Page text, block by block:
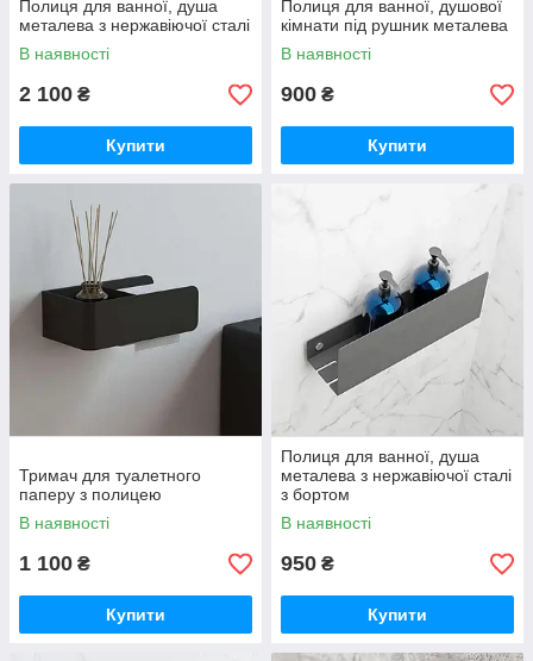
Полиця для ванної, душа
металева з нержавіючої сталі
В наявності
2 100 ₴
Купити
Полиця для ванної, душової
кімнати під рушник металева
В наявності
900 ₴
Купити
Тримач для туалетного
паперу з полицею
В наявності
1 100 ₴
Купити
Полиця для ванної, душа
металева з нержавіючої сталі
з бортом
В наявності
950 ₴
Купити